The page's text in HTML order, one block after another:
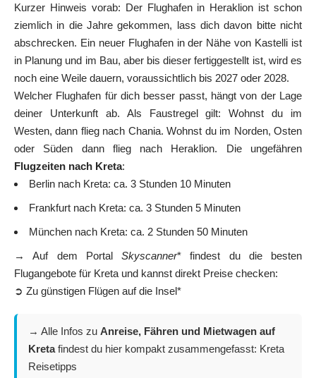
Kurzer Hinweis vorab: Der Flughafen in Heraklion ist schon
ziemlich in die Jahre gekommen, lass dich davon bitte nicht
abschrecken. Ein neuer Flughafen in der Nähe von Kastelli ist
in Planung und im Bau, aber bis dieser fertiggestellt ist, wird es
noch eine Weile dauern, voraussichtlich bis 2027 oder 2028.
Welcher Flughafen für dich besser passt, hängt von der Lage
deiner Unterkunft ab. Als Faustregel gilt: Wohnst du im
Westen, dann flieg nach Chania. Wohnst du im Norden, Osten
oder Süden dann flieg nach Heraklion. Die ungefähren
Flugzeiten nach Kreta:
Berlin nach Kreta: ca. 3 Stunden 10 Minuten
Frankfurt nach Kreta: ca. 3 Stunden 5 Minuten
München nach Kreta: ca. 2 Stunden 50 Minuten
→ Auf dem Portal Skyscanner* findest du die besten
Flugangebote für Kreta und kannst direkt Preise checken:
➲ Zu günstigen Flügen auf die Insel*
→ Alle Infos zu Anreise, Fähren und Mietwagen auf
Kretafindest du hier kompakt zusammengefasst: Kreta
Reisetipps